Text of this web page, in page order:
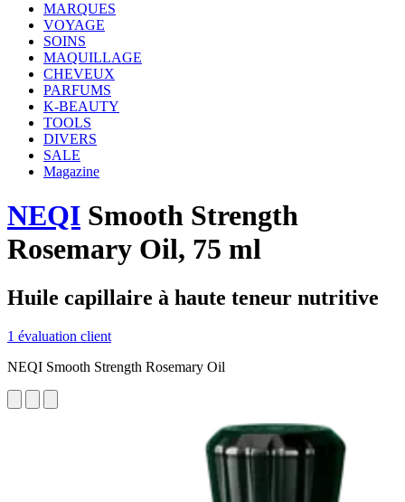
MARQUES
VOYAGE
SOINS
MAQUILLAGE
CHEVEUX
PARFUMS
K-BEAUTY
TOOLS
DIVERS
SALE
Magazine
NEQI Smooth Strength
Rosemary Oil, 75 ml
Huile capillaire à haute teneur nutritive
1 évaluation client
NEQI Smooth Strength Rosemary Oil